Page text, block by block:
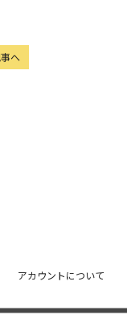
へ
アカウントについて